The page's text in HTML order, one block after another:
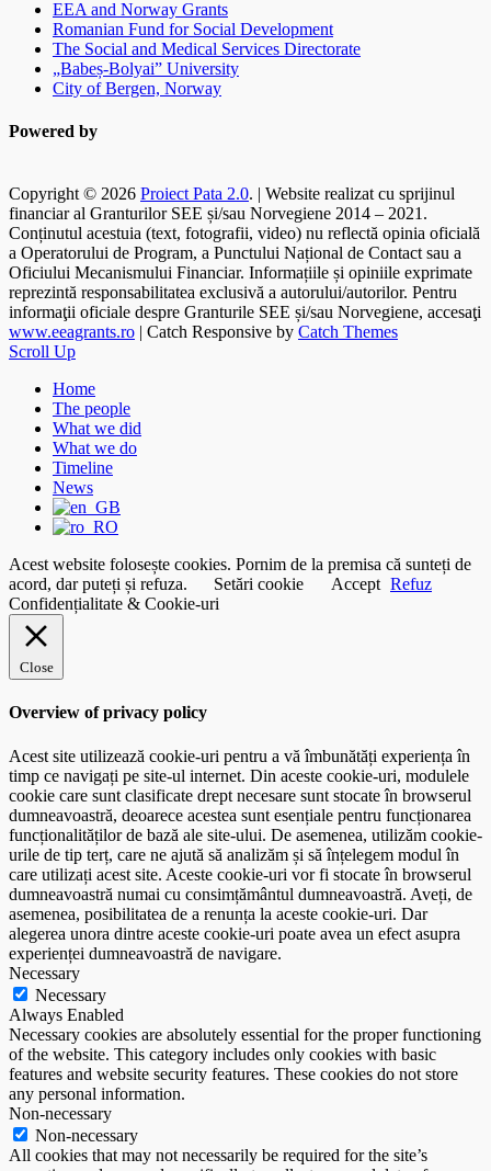
EEA and Norway Grants
Romanian Fund for Social Development
The Social and Medical Services Directorate
„Babeș-Bolyai” University
City of Bergen, Norway
Powered by
Copyright © 2026 Proiect Pata 2.0. | Website realizat cu sprijinul
financiar al Granturilor SEE și/sau Norvegiene 2014 – 2021.
Conținutul acestuia (text, fotografii, video) nu reflectă opinia oficială
a Operatorului de Program, a Punctului Național de Contact sau a
Oficiului Mecanismului Financiar. Informațiile și opiniile exprimate
reprezintă responsabilitatea exclusivă a autorului/autorilor. Pentru
informaţii oficiale despre Granturile SEE și/sau Norvegiene, accesaţi
www.eeagrants.ro | Catch Responsive by Catch Themes
Scroll Up
Home
The people
What we did
What we do
Timeline
News
Acest website folosește cookies. Pornim de la premisa că sunteți de
acord, dar puteți și refuza.
Setări cookie Accept Refuz
Confidențialitate & Cookie-uri
Close
Overview of privacy policy
Acest site utilizează cookie-uri pentru a vă îmbunătăți experiența în
timp ce navigați pe site-ul internet. Din aceste cookie-uri, modulele
cookie care sunt clasificate drept necesare sunt stocate în browserul
dumneavoastră, deoarece acestea sunt esențiale pentru funcționarea
funcționalităților de bază ale site-ului. De asemenea, utilizăm cookie-
urile de tip terț, care ne ajută să analizăm și să înțelegem modul în
care utilizați acest site. Aceste cookie-uri vor fi stocate în browserul
dumneavoastră numai cu consimțământul dumneavoastră. Aveți, de
asemenea, posibilitatea de a renunța la aceste cookie-uri. Dar
alegerea unora dintre aceste cookie-uri poate avea un efect asupra
experienței dumneavoastră de navigare.
Necessary
Necessary
Always Enabled
Necessary cookies are absolutely essential for the proper functioning
of the website. This category includes only cookies with basic
features and website security features. These cookies do not store
any personal information.
Non-necessary
Non-necessary
All cookies that may not necessarily be required for the site’s